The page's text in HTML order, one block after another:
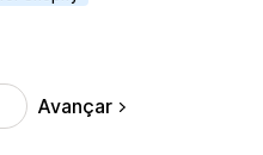
Avançar